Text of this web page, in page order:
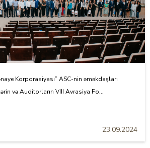
Korporasiyası” ASC-nin əməkdaşları
və Auditorların VIII Avrasiya Fo...
23.09.2024